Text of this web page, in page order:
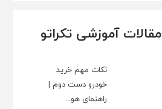
مقالات آموزشی تکراتو
نکات مهم خرید
خودرو دست دوم |
راهنمای هو...